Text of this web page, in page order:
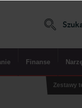
Finanse
Zestawy